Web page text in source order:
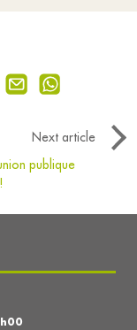
Next article
publique